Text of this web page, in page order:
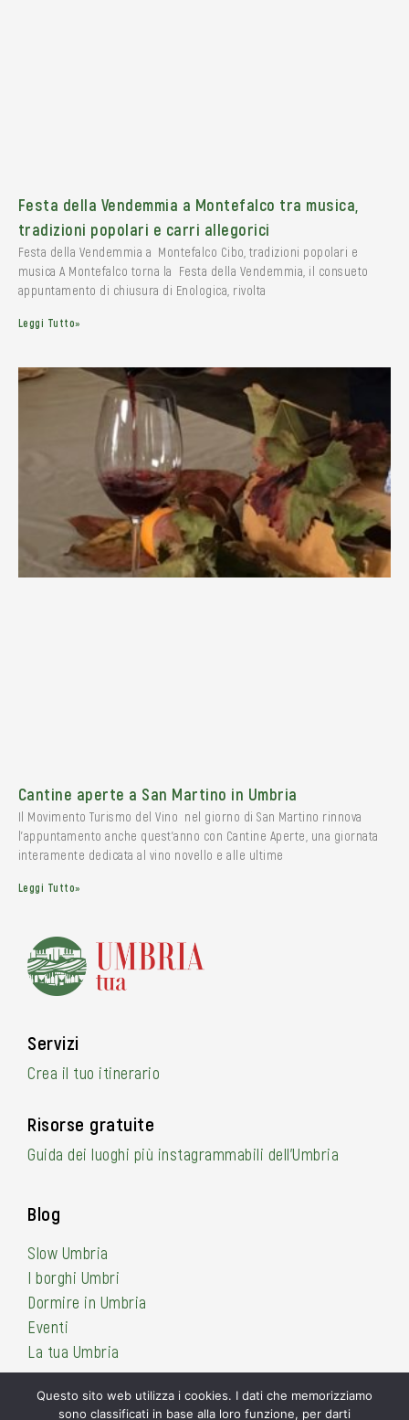
Festa della Vendemmia a Montefalco tra musica,
tradizioni popolari e carri allegorici
Festa della Vendemmia a Montefalco Cibo, tradizioni popolari e
musica A Montefalco torna la Festa della Vendemmia, il consueto
appuntamento di chiusura di Enologica, rivolta
Leggi Tutto»
Cantine aperte a San Martino in Umbria
Il Movimento Turismo del Vino nel giorno di San Martino rinnova
l’appuntamento anche quest’anno con Cantine Aperte, una giornata
interamente dedicata al vino novello e alle ultime
Leggi Tutto»
Servizi
Crea il tuo itinerario
Risorse gratuite
Guida dei luoghi più instagrammabili dell’Umbria
Blog
Slow Umbria
I borghi Umbri
Dormire in Umbria
Eventi
La tua Umbria
Questo sito web utilizza i cookies. I dati che memorizziamo
sono classificati in base alla loro funzione, per darti